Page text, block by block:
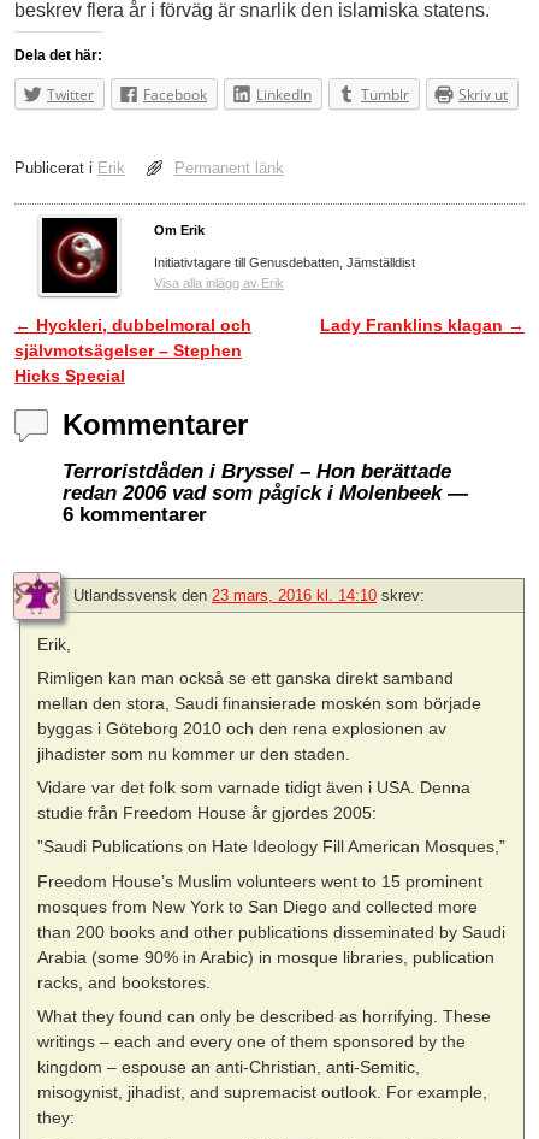
beskrev flera år i förväg är snarlik den islamiska statens.
Dela det här:
Twitter Facebook LinkedIn Tumblr Skriv ut
Publicerat i Erik Permanent länk
Om Erik
Initiativtagare till Genusdebatten, Jämställdist
Visa alla inlägg av Erik
Inläggsnavigering
← Hyckleri, dubbelmoral och
självmotsägelser – Stephen
Hicks Special
Lady Franklins klagan →
Kommentarer
Terroristdåden i Bryssel – Hon berättade
redan 2006 vad som pågick i Molenbeek—
6 kommentarer
Utlandssvensk den 23 mars, 2016 kl. 14:10 skrev:
Erik,
Rimligen kan man också se ett ganska direkt samband
mellan den stora, Saudi finansierade moskén som började
byggas i Göteborg 2010 och den rena explosionen av
jihadister som nu kommer ur den staden.
Vidare var det folk som varnade tidigt även i USA. Denna
studie från Freedom House år gjordes 2005:
”Saudi Publications on Hate Ideology Fill American Mosques,”
Freedom House’s Muslim volunteers went to 15 prominent
mosques from New York to San Diego and collected more
than 200 books and other publications disseminated by Saudi
Arabia (some 90% in Arabic) in mosque libraries, publication
racks, and bookstores.
What they found can only be described as horrifying. These
writings – each and every one of them sponsored by the
kingdom – espouse an anti-Christian, anti-Semitic,
misogynist, jihadist, and supremacist outlook. For example,
they: